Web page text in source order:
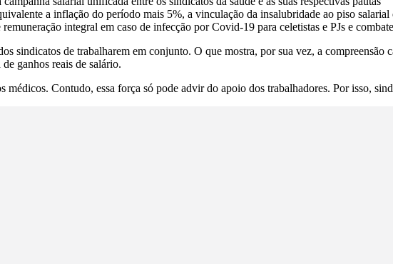
a inflação do período mais 5%, a vinculação da insalubridade ao piso salarial
integral em caso de infecção por Covid-19 para celetistas e PJs e
sindicatos de trabalharem em conjunto. O que mostra, por sua vez, a
ganhos reais de salário.
médicos. Contudo, essa força só pode advir do apoio dos trabalhadores. Por isso,